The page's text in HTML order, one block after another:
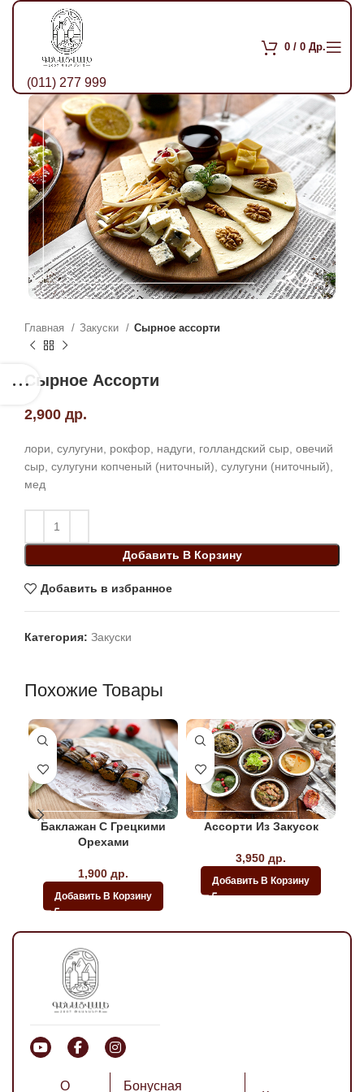
(011) 277 999
0 / 0 Др.
Главная Закуски Сырное ассорти
Сырное Ассорти
2,900 др.
лори, сулугуни, рокфор, надуги, голландский сыр, овечий
сыр, сулугуни копченый (ниточный), сулугуни (ниточный),
мед
Добавить В Корзину
Добавить в избранное
Категория: Закуски
Похожие Товары
Баклажан С Грецкими
Орехами
1,900 др.
Добавить В Корзину
Ассорти Из Закусок
3,950 др.
Добавить В Корзину
О Бонусная